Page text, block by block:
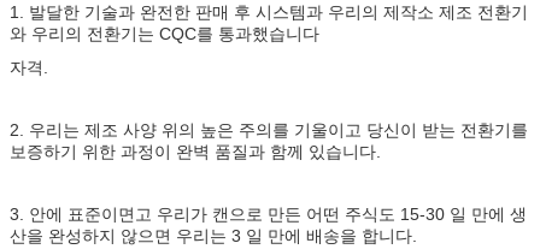
1. 발달한 기술과 완전한 판매 후 시스템과 우리의 제작소 제조 전환기
와 우리의 전환기는 CQC를 통과했습니다
자격.
2. 우리는 제조 사양 위의 높은 주의를 기울이고 당신이 받는 전환기를
보증하기 위한 과정이 완벽 품질과 함께 있습니다.
3. 안에 표준이면고 우리가 캔으로 만든 어떤 주식도 15-30 일 만에 생
산을 완성하지 않으면 우리는 3 일 만에 배송을 합니다.